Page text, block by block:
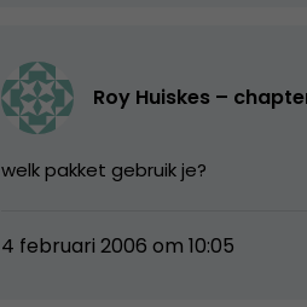
Roy Huiskes –
welk pakket gebruik je?
4 februari 2006 om 10:05